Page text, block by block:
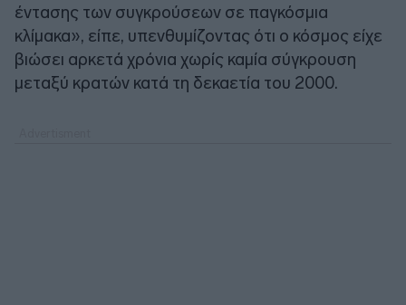
έντασης των συγκρούσεων σε παγκόσμια
κλίμακα», είπε, υπενθυμίζοντας ότι ο κόσμος είχε
βιώσει αρκετά χρόνια χωρίς καμία σύγκρουση
μεταξύ κρατών κατά τη δεκαετία του 2000.